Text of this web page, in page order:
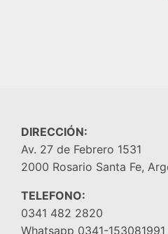
DIRECCIÓN:
Av. 27 de Febrero 1531
2000 Rosario Santa Fe,
TELEFONO:
0341 482 2820
Whatsapp 0341-153081991